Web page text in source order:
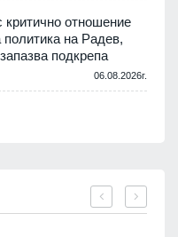
критично отношение
на Радев,
подкрепа
06.08.2026г.